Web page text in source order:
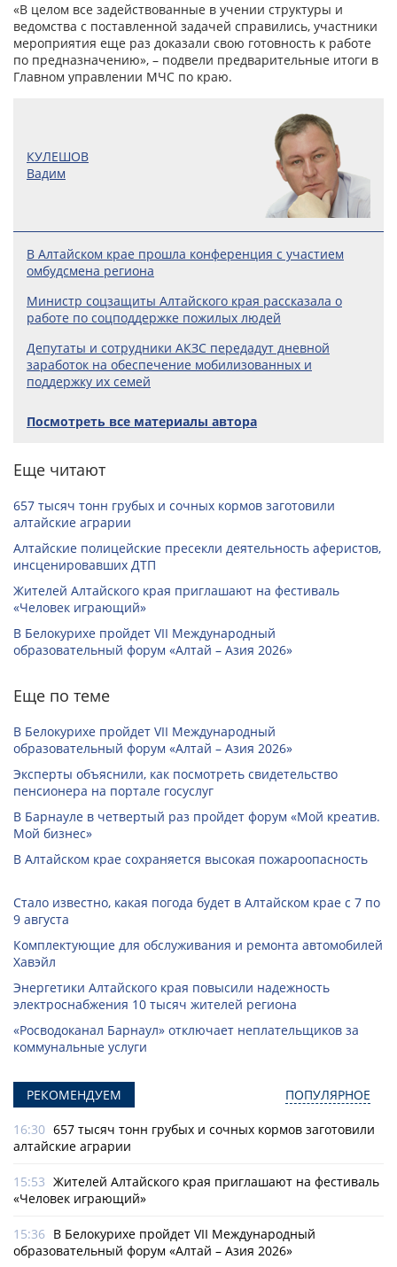
«В целом все задействованные в учении структуры и
ведомства с поставленной задачей справились, участники
мероприятия еще раз доказали свою готовность к работе
по предназначению», – подвели предварительные итоги в
Главном управлении МЧС по краю.
КУЛЕШОВ
Вадим
В Алтайском крае прошла конференция с участием
омбудсмена региона
Министр соцзащиты Алтайского края рассказала о
работе по соцподдержке пожилых людей
Депутаты и сотрудники АКЗС передадут дневной
заработок на обеспечение мобилизованных и
поддержку их семей
Посмотреть все материалы автора
Еще читают
657 тысяч тонн грубых и сочных кормов заготовили
алтайские аграрии
Алтайские полицейские пресекли деятельность аферистов,
инсценировавших ДТП
Жителей Алтайского края приглашают на фестиваль
«Человек играющий»
В Белокурихе пройдет VII Международный
образовательный форум «Алтай – Азия 2026»
Еще по теме
В Белокурихе пройдет VII Международный
образовательный форум «Алтай – Азия 2026»
Эксперты объяснили, как посмотреть свидетельство
пенсионера на портале госуслуг
В Барнауле в четвертый раз пройдет форум «Мой креатив.
Мой бизнес»
В Алтайском крае сохраняется высокая пожароопасность
Стало известно, какая погода будет в Алтайском крае с 7 по
9 августа
Комплектующие для обслуживания и ремонта автомобилей
Хавэйл
Энергетики Алтайского края повысили надежность
электроснабжения 10 тысяч жителей региона
«Росводоканал Барнаул» отключает неплательщиков за
коммунальные услуги
РЕКОМЕНДУЕМ ПОПУЛЯРНОЕ
16:30 657 тысяч тонн грубых и сочных кормов заготовили
алтайские аграрии
15:53 Жителей Алтайского края приглашают на фестиваль
«Человек играющий»
15:36 В Белокурихе пройдет VII Международный
образовательный форум «Алтай – Азия 2026»